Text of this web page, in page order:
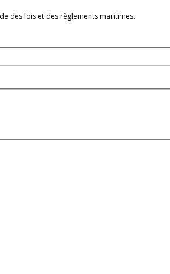
des lois et des règlements maritimes.